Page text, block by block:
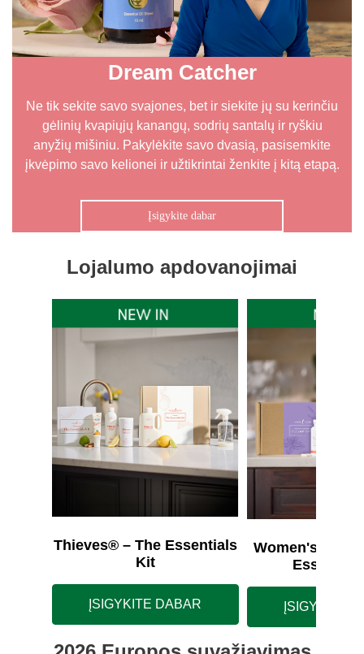
Dream Catcher
Ne tik sekite savo svajones, bet ir siekite jų su kerinčiu
gėlinių kvapiųjų kanangų, sodrių santalų ir ryškiu
anyžių mišiniu. Pakylėkite savo dvasią, pasisemkite
įkvėpimo savo kelionei ir užtikrintai ženkite į kitą etapą.
Įsigykite dabar
Lojalumo apdovanojimai
Thieves® – The Essentials
Kit
ĮSIGYKITE DABAR
Women's
ĮSIGYKITE